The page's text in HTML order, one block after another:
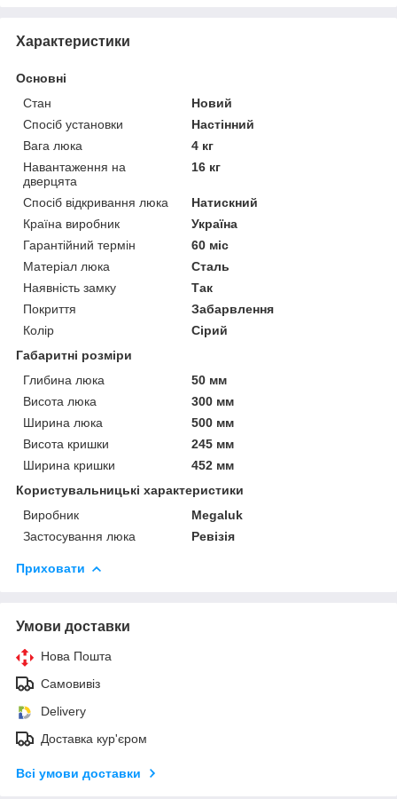
Характеристики
Основні
Стан
Новий
Спосіб установки
Настінний
Вага люка
4 кг
Навантаження на
дверцята
16 кг
Спосіб відкривання люка
Натискний
Країна виробник
Україна
Гарантійний термін
60 міс
Матеріал люка
Сталь
Наявність замку
Так
Покриття
Забарвлення
Колір
Сірий
Габаритні розміри
Глибина люка
50 мм
Висота люка
300 мм
Ширина люка
500 мм
Висота кришки
245 мм
Ширина кришки
452 мм
Користувальницькі характеристики
Виробник
Megaluk
Застосування люка
Ревізія
Приховати
Умови доставки
Нова Пошта
Самовивіз
Delivery
Доставка кур'єром
Всі умови доставки